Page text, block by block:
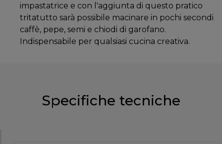
impastatrice e con l'aggiunta di questo pratico
tritatutto sarà possibile macinare in pochi secondi
caffè, pepe, semi e chiodi di garofano.
Indispensabile per qualsiasi cucina creativa.
Specifiche tecniche